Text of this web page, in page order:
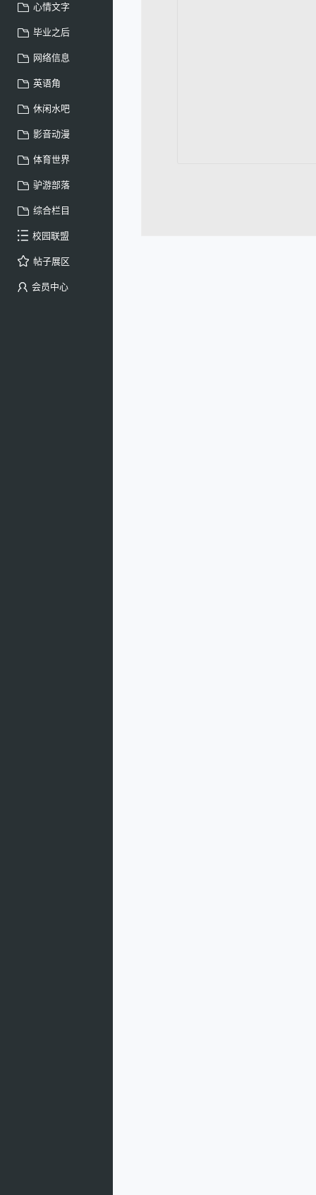
心情文字
毕业之后
网络信息
英语角
休闲水吧
影音动漫
体育世界
驴游部落
综合栏目
校园联盟
帖子展区
会员中心